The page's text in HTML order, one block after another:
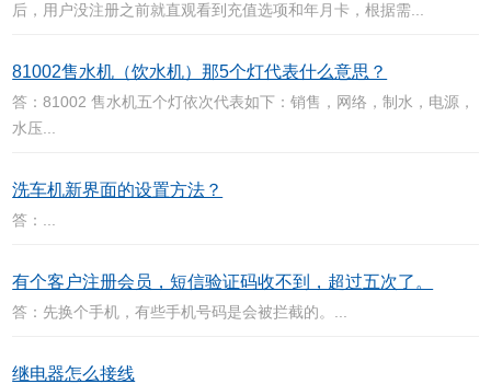
后，用户没注册之前就直观看到充值选项和年月卡，根据需...
81002售水机（饮水机）那5个灯代表什么意思？
答：81002 售水机五个灯依次代表如下：销售，网络，制水，电源，
水压...
洗车机新界面的设置方法？
答：...
有个客户注册会员，短信验证码收不到，超过五次了。
答：先换个手机，有些手机号码是会被拦截的。...
继电器怎么接线